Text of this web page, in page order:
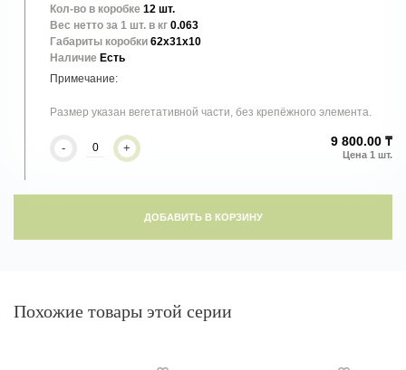
Кол-во в коробке 12 шт.
Вес нетто за 1 шт. в кг 0.063
Габариты коробки 62x31x10
Наличие Есть
Размер указан вегетативной части, без крепёжного элемента.
- + 9 800.00 ₸
ДОБАВИТЬ В КОРЗИНУ
Похожие товары этой серии